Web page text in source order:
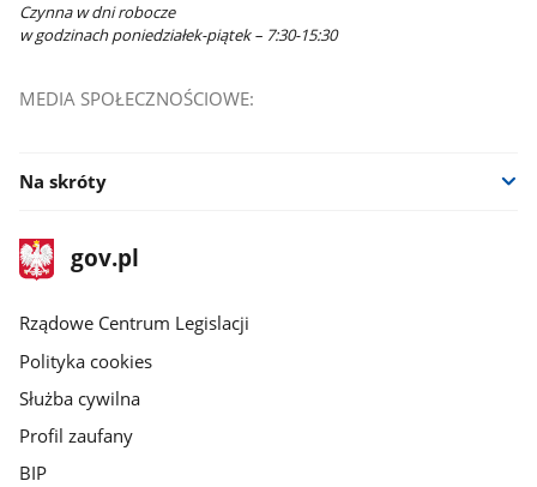
Czynna w dni robocze
w godzinach poniedziałek-piątek – 7:30-15:30
MEDIA SPOŁECZNOŚCIOWE:
Na skróty
stopka
gov.plStrona
gov.pl
Rządowe Centrum Legislacji
Polityka cookies
Służba cywilna
Profil zaufany
BIP